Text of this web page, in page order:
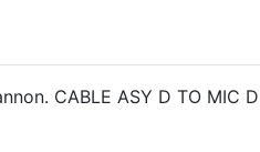
CABLE ASY D TO MIC